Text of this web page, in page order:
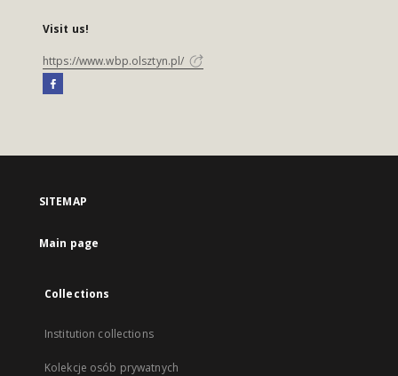
Visit us!
https://www.wbp.olsztyn.pl/
SITEMAP
Main page
Collections
Institution collections
Kolekcje osób prywatnych